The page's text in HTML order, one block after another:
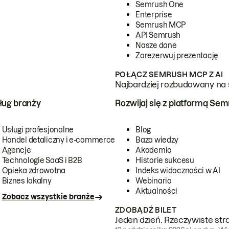
Semrush One
Enterprise
Semrush MCP
API Semrush
Nasze dane
Zarezerwuj prezentację
POŁĄCZ SEMRUSH MCP Z AI
Najbardziej rozbudowany
branży
Usługi profesjonalne
Handel detaliczny i e-commerce
Agencje
Technologie SaaS i B2B
Opieka zdrowotna
Biznes lokalny
Zobacz wszystkie branże
Rozwijaj się z platformą
Blog
Baza wiedzy
Akademia
Historie sukcesu
Indeks widoczności w AI
Webinaria
Aktualności
ZDOBĄDŹ BILET
Jeden dzień. Rzeczywiste